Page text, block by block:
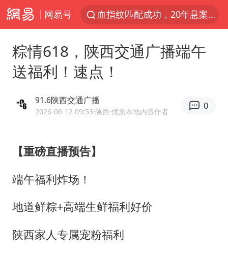
网易号
独闯南太行失联14天的女子已找到
大疆错失宇树
医疗垃圾做手机壳 这也是谋财害命
朱一龙的鼻子怎么了
成都多趟列车临时停运
粽情618，陕西交通广播端午
送福利！速点！
91.6陕西交通广播
2026-06-12 09:53·陕西·优质本地内容作者
0
【重磅直播预告】
端午福利炸场！
地道鲜粽+高端生鲜福利好价
陕西家人专属宠粉福利